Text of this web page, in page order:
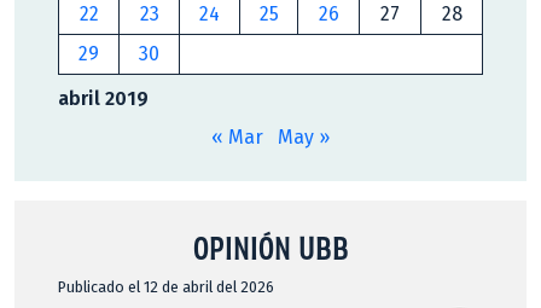
abril 2019
22
23 24 25 26 27
28
29
30
« Mar May »
OPINIÓN UBB
Publicado el 12 de abril del 2026